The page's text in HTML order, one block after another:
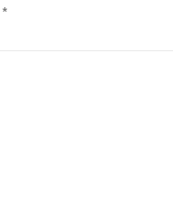
*